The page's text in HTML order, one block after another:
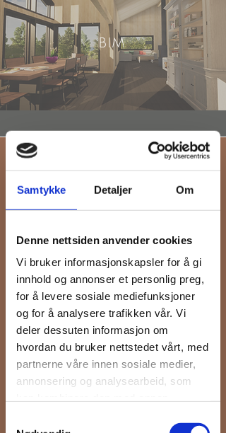
Samtykke Detaljer Om
Denne nettsiden anvender cookies
Vi bruker informasjonskapsler for å gi
innhold og annonser et personlig preg,
for å levere sosiale mediefunksjoner
og for å analysere trafikken vår. Vi
deler dessuten informasjon om
hvordan du bruker nettstedet vårt, med
partnerne våre innen sosiale medier,
annonsering og analysearbeid, som
BIM
OM THE WAGONSHED
PROJECT
byggingeniør med 25 års kompetanse og
erfaring innenfor bygg og utvikling av
eiendom.
Jeg bistår på små og store prosjekter
gjennom utvikling helt fra idéfasen,
tekniske tegninger, arkitektur,
søknadsprosessen og dispensasjoner.
The Wagonshed Project har sentral
godkjenning for ansvarsområdene